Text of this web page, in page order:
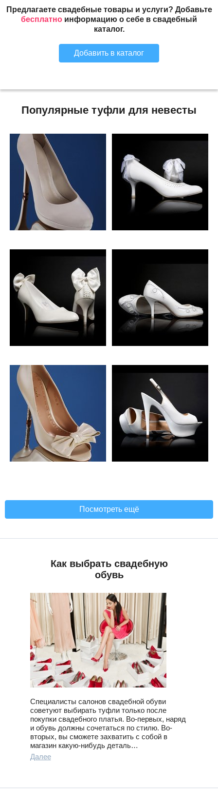
Предлагаете свадебные товары и услуги? Добавьте
бесплатно информацию о себе в свадебный
каталог.
Добавить в каталог
Популярные туфли для невесты
Посмотреть ещё
Как выбрать свадебную
обувь
Специалисты салонов свадебной обуви
советуют выбирать туфли только после
покупки свадебного платья. Во-первых, наряд
и обувь должны сочетаться по стилю. Во-
вторых, вы сможете захватить с собой в
магазин какую-нибудь деталь…
Далее